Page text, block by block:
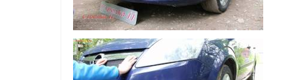
* также доступна опция - зимний
ВАЖНО!!!Устанавливается ТОЛЬКО
на защитную
производителя
Зимний пакет (зимние заглушки поверх защитной